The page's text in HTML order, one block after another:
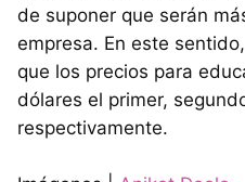
de suponer que serán
empresa. En este
que los precios para
dólares el primer,
respectivamente.